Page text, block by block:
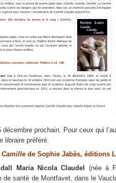
prochain. Pour ceux qui
libraire préféré.
de Sophie Jabès, éditions
Maria Nicola Claudel
(née à
de santé de Montfavet, dans le